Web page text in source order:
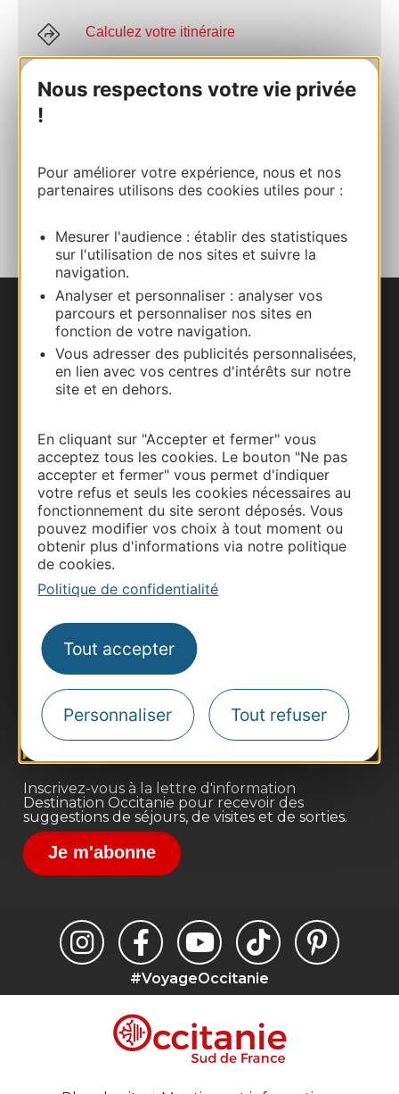
Nous respectons votre vie privée
!
Pour améliorer votre expérience, nous et nos
partenaires utilisons des cookies utiles pour :
Mesurer l'audience : établir des statistiques
sur l'utilisation de nos sites et suivre la
navigation.
Analyser et personnaliser : analyser vos
parcours et personnaliser nos sites en
fonction de votre navigation.
Vous adresser des publicités personnalisées,
en lien avec vos centres d'intérêts sur notre
site et en dehors.
En cliquant sur "Accepter et fermer" vous
acceptez tous les cookies. Le bouton "Ne pas
accepter et fermer" vous permet d'indiquer
votre refus et seuls les cookies nécessaires au
fonctionnement du site seront déposés. Vous
pouvez modifier vos choix à tout moment ou
obtenir plus d'informations via notre politique
de cookies.
Politique de confidentialité
Tout accepter
Personnaliser Tout refuser
Calculez votre itinéraire
+33 (0)6 88 58 59 26
AJOUTER
Nous contacter
Carte interactive
Thermalisme
Business/Mice
Pros d'Occitanie
Site presse et d'influence
Voyagistes
Inscrivez-vous à la lettre d'information
Destination Occitanie pour recevoir des
suggestions de séjours, de visites et de sorties.
Je m'abonne
#VoyageOccitanie